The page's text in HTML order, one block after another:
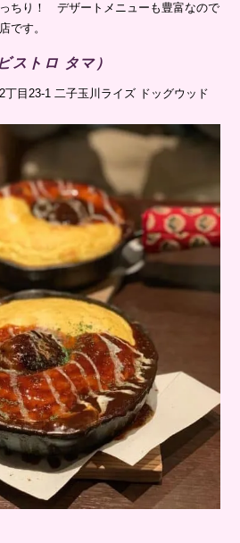
ちり！ デザートメニューも豊富なので
です。
トロ タマ）
目23-1 二子玉川ライズ ドッグウッド